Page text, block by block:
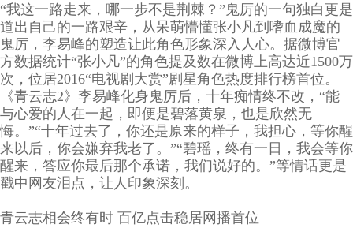
“我这一路走来，哪一步不是荆棘？”鬼厉的一句独白更是
道出自己的一路艰辛，从呆萌懵懂张小凡到嗜血成魔的
鬼厉，李易峰的塑造让此角色形象深入人心。据微博官
方数据统计“张小凡”的角色提及数在微博上高达近1500万
次，位居2016“电视剧大赏”剧星角色热度排行榜首位。
《青云志2》李易峰化身鬼厉后，十年痴情终不改，“能
与心爱的人在一起，即便是碧落黄泉，也是欣然无
悔。”“十年过去了，你还是原来的样子，我担心，等你醒
来以后，你会嫌弃我老了。”“碧瑶，终有一日，我会等你
醒来，答应你最后那个承诺，我们说好的。”等情话更是
戳中网友泪点，让人印象深刻。
青云志相会终有时 百亿点击稳居网播首位